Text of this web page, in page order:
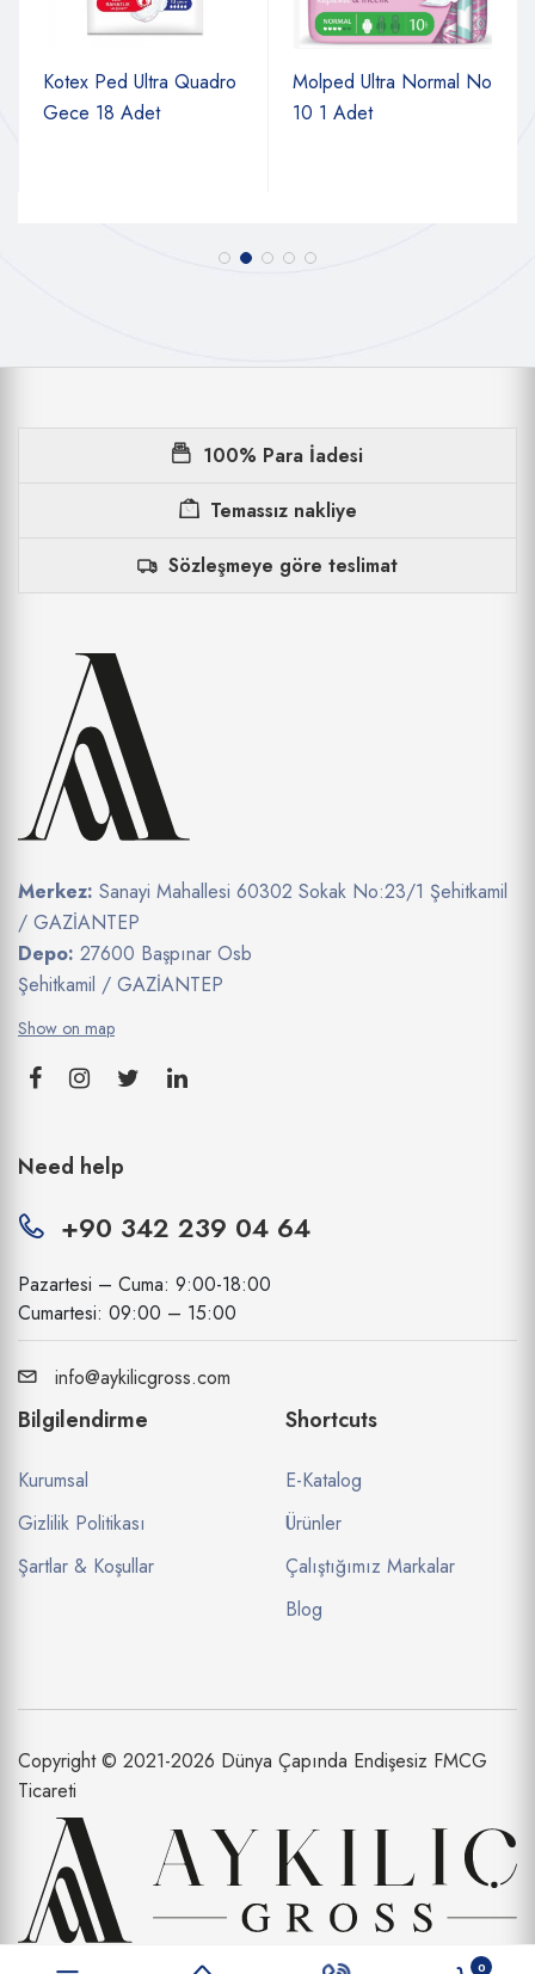
Kotex Ped Ultra Quadro
Gece 18 Adet
Molped Ultra Normal No
10 1 Adet
100% Para İadesi
Temassız nakliye
Sözleşmeye göre teslimat
Merkez: Sanayi Mahallesi 60302 Sokak No:23/1 Şehitkamil
/ GAZİANTEP
Depo: 27600 Başpınar Osb
Şehitkamil / GAZİANTEP
Show on map
Need help
+90 342 239 04 64
Pazartesi – Cuma: 9:00-18:00
Cumartesi: 09:00 – 15:00
info@aykilicgross.com
Bilgilendirme
Kurumsal
Gizlilik Politikası
Şartlar & Koşullar
Shortcuts
E-Katalog
Ürünler
Çalıştığımız Markalar
Blog
Copyright © 2021-2026 Dünya Çapında Endişesiz FMCG
Ticareti
Aykılıç Dış Ticaret Limited Şirketi bir
0